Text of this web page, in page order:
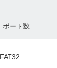
ポート数
FAT32